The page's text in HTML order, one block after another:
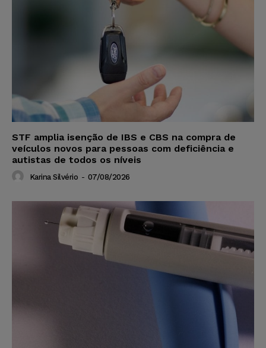
STF amplia isenção de IBS e CBS na compra de
veículos novos para pessoas com deficiência e
autistas de todos os níveis
Karina Silvério - 07/08/2026